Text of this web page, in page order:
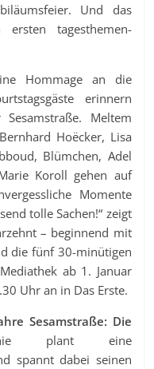
Und das
ersten tagesthemen-
Hommage an die
erinnern
Meltem
Hoëcker, Lisa
Blümchen, Adel
Koroll gehen auf
Momente
tolle Sachen!“ zeigt
– beginnend mit
die fünf 30-minütigen
ab 1. Januar
Uhr an in Das Erste.
Sesamstraße: Die
plant eine
spannt dabei seinen